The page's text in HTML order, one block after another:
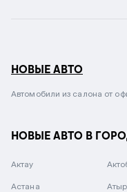
НОВЫЕ АВТО
Автомобили из салона от
НОВЫЕ АВТО В
Актау
Астана